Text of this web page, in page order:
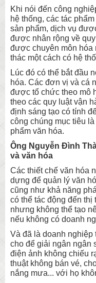
Khi nói đến công
hệ thống, các tác
sản phẩm, dịch vụ
được nhân rộng về
được chuyên môn hóa
thác một cách có hệ
Lúc đó có thể bắt đầu
hóa. Các đơn vị và cá
được tổ chức theo mô
theo các quy luật vận
định sáng tạo có tính
công chúng mục tiêu
phẩm văn hóa.
Ông Nguyễn Đình
và văn hóa
Các thiết chế văn hóa
dựng để quản lý văn
cũng như khả năng
có thể tác động đến
nhưng không thể tạo
nếu không có doanh
Và đã là doanh
cho để giải ngân ngân
điện ảnh không chiếu
thuật không bán vé,
nắng mưa... với họ